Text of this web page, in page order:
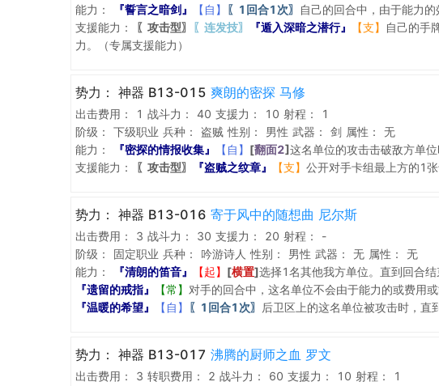
能力：
『誓言之暗剑』 【自】 〖1回合1次〗
自己的回合中，由于能力
支援能力：
〖攻击型〗 〖连发技〗 『遁入深暗之潜行』 【支】 自己的手
力。（专属支援能力）
势力： 神器 B13-015 爽朗的密探 马修
出击费用： 1 战斗力： 40 支援力： 10 射程：
1
阶级：
下级职业 兵种： 盗贼 性别： 男性 武器： 剑 属性：
无
能力：
『密探的情报收集』 【自】 [翻面2]这名单位的攻击击破敌方单
支援能力：
〖攻击型〗 『盗贼之纹章』 【支】 公开对手卡组最上方的1
势力： 神器 B13-016 寄于风中的随想曲 尼尔斯
出击费用： 3 战斗力： 30 支援力： 20 射程：
-
阶级：
固定职业 兵种： 吟游诗人 性别： 男性 武器： 无 属性：
无
能力：
『清朗的笛音』 【起】 [横置]选择1名其他我方单位。直到回合
『遗留的戒指』
【常】 对手的回合中，这名单位不会由于能力的或费用或
『温暖的希望』
【自】 〖1回合1次〗 后卫区上的这名单位被攻击时，直
势力： 神器 B13-017 沸腾的厨师之血 罗文
出击费用： 3 转职费用： 2 战斗力： 60 支援力： 10 射程：
1